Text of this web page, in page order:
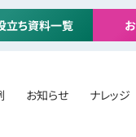
立ち資料一覧 お
お知らせ ナレッジ